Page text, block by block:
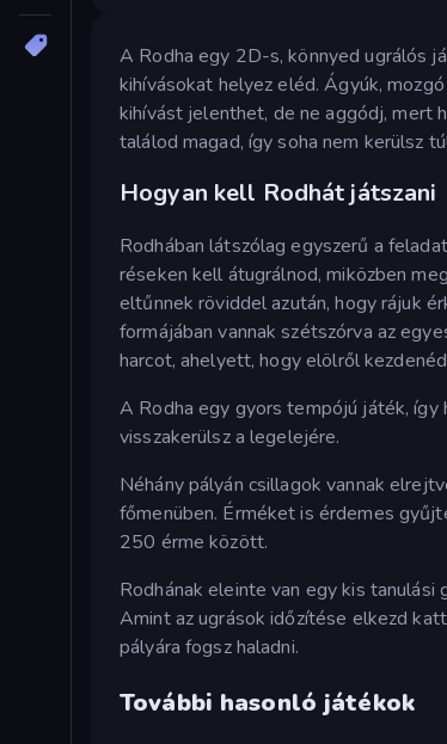
A Rodha egy 2D-s, könnyed ugrálós
kihívásokat helyez eléd. Ágyúk,
kihívást jelenthet, de ne aggódj, mert
találod magad, így soha nem kerülsz
Hogyan kell Rodhát játszani
Rodhában látszólag egyszerű a
réseken kell átugrálnod, miközben
eltűnnek röviddel azután, hogy rájuk
formájában vannak szétszórva az
harcot, ahelyett, hogy elölről
A Rodha egy gyors tempójú játék, így
visszakerülsz a legelejére.
Néhány pályán csillagok vannak
főmenüben. Érméket is érdemes
250 érme között.
Rodhának eleinte van egy kis tanulási
Amint az ugrások időzítése elkezd
pályára fogsz haladni.
További hasonló játékok